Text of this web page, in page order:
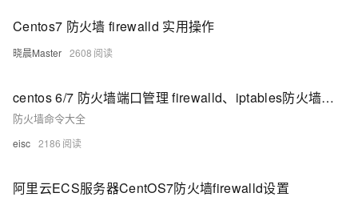
Centos7 防火墙 firewalld 实用操作
晓晨Master 2608
centos 6/7 防火墙端口管理 firewalld、iptables防火墙限制IP端口；限制来访IP和端口
防火墙命令大全
eisc 2186
阿里云ECS服务器CentOS7防火墙firewalld设置